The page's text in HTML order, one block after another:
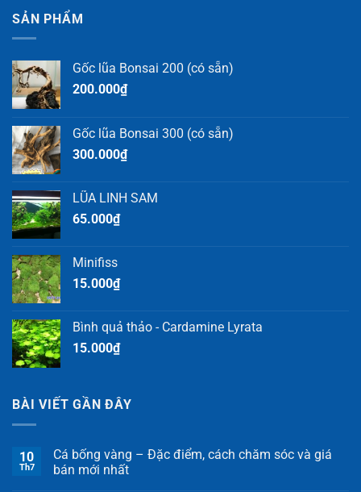
SẢN PHẨM
Gốc lũa Bonsai 200 (có sẵn)
200.000₫
Gốc lũa Bonsai 300 (có sẵn)
300.000₫
LŨA LINH SAM
65.000₫
Minifiss
15.000₫
Bình quả thảo - Cardamine Lyrata
15.000₫
BÀI VIẾT GẦN ĐÂY
10
Th7
Cá bống vàng – Đặc điểm, cách chăm sóc và giá
bán mới nhất